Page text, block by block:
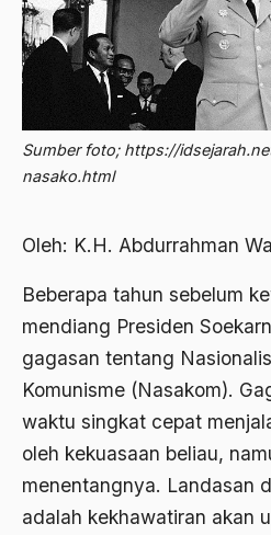
Sumber foto; https://
nasako.html
Oleh: K.H. Abdurrahman
Beberapa tahun sebelum
mendiang Presiden
gagasan tentang
Komunisme (Nasakom).
waktu singkat cepat
oleh kekuasaan beliau,
menentangnya. Landasan
adalah kekhawatiran akan
2016
2015
2013
2012
2009
2007
2006
2004
Aal Usul Teroris
Abad 21
Abad Modern
Abd. Moqsith Ghazali
Abdullah Sungkar
Abdullah Syafi'i
Abdurrahman Addakhil
Abolisi
Aboulhasan Bani Sadr